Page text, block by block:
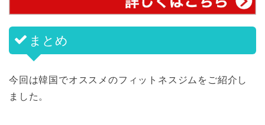
まとめ
今回は韓国でオススメのフィットネスジムをご紹介し
ました。